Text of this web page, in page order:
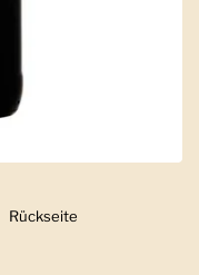
Zeige Folie 2
Rückseite